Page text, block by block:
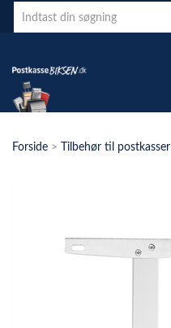
Forside > Tilbehør til postkasser